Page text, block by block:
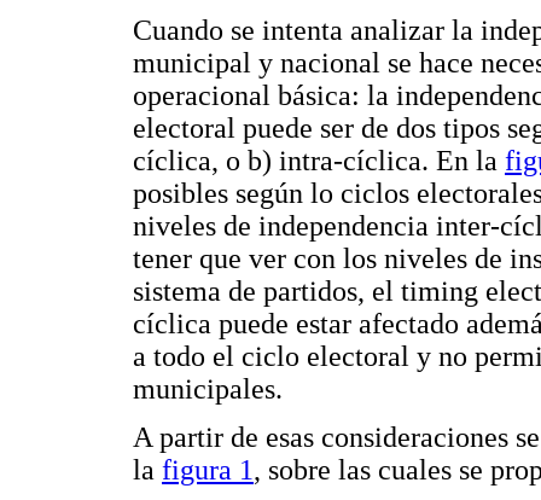
Cuando se intenta analizar la
municipal y nacional se hace
operacional básica: la
electoral puede ser de dos tipos
cíclica, o b) intra-cíclica. En la
posibles según lo ciclos
niveles de independencia inter-
tener que ver con los niveles de
sistema de partidos, el timing
cíclica puede estar afectado
a todo el ciclo electoral y no
municipales.
A partir de esas consideraciones
la figura 1, sobre las cuales se